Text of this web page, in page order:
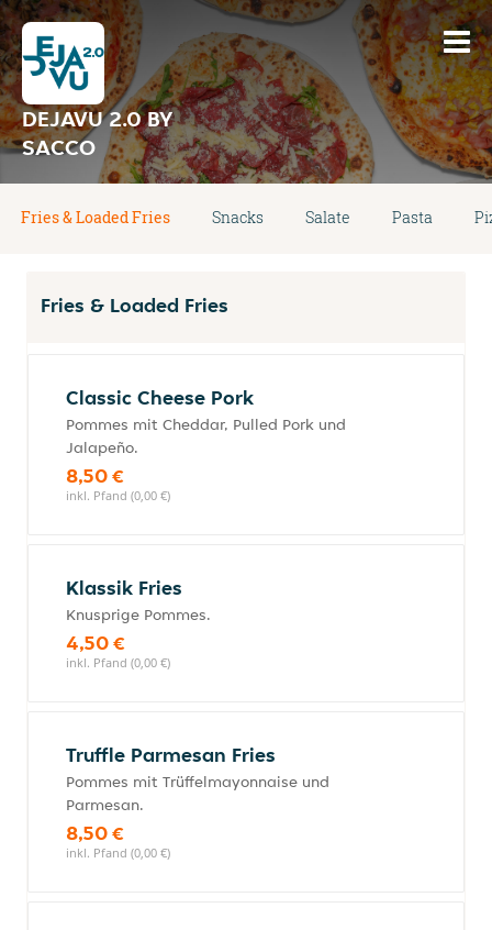
DEJAVU 2.0 BY
SACCO
Fries & Loaded Fries Snacks Salate Pasta
Fries & Loaded Fries
Classic Cheese Pork
Pommes mit Cheddar, Pulled Pork und
Jalapeño.
8,50 €
inkl. Pfand (0,00 €)
Klassik Fries
Knusprige Pommes.
4,50 €
inkl. Pfand (0,00 €)
Truffle Parmesan Fries
Pommes mit Trüffelmayonnaise und
Parmesan.
8,50 €
inkl. Pfand (0,00 €)